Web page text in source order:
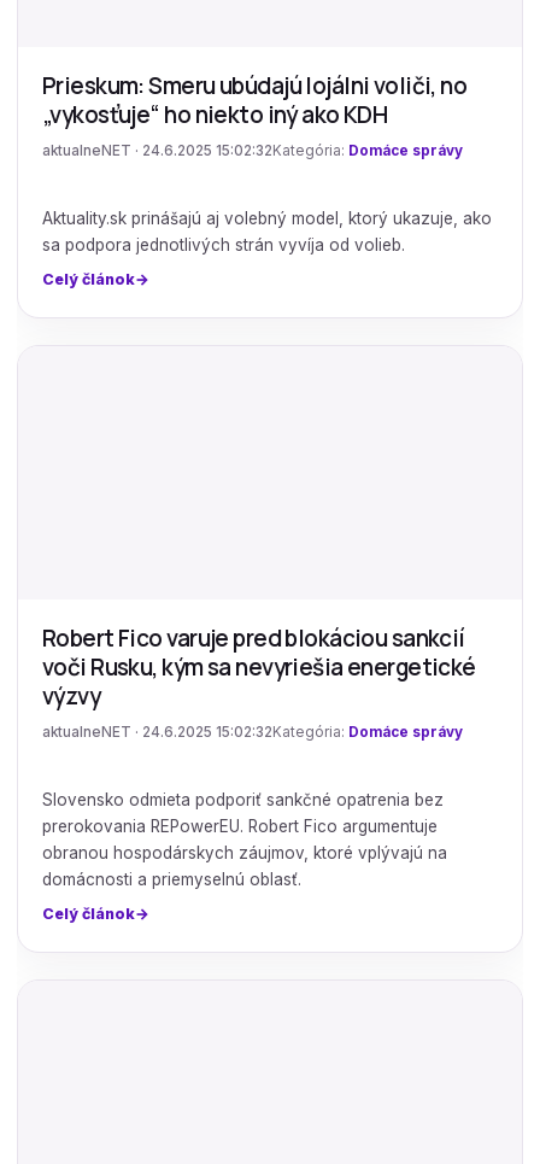
Prieskum: Smeru ubúdajú lojálni voliči, no
„vykosťuje“ ho niekto iný ako KDH
aktualneNET · 24.6.2025 15:02:32 Kategória: Domáce správy
Aktuality.sk prinášajú aj volebný model, ktorý ukazuje, ako
sa podpora jednotlivých strán vyvíja od volieb.
Celý článok
Robert Fico varuje pred blokáciou sankcií
voči Rusku, kým sa nevyriešia energetické
výzvy
aktualneNET · 24.6.2025 15:02:32 Kategória: Domáce správy
Slovensko odmieta podporiť sankčné opatrenia bez
prerokovania REPowerEU. Robert Fico argumentuje
obranou hospodárskych záujmov, ktoré vplývajú na
domácnosti a priemyselnú oblasť.
Celý článok